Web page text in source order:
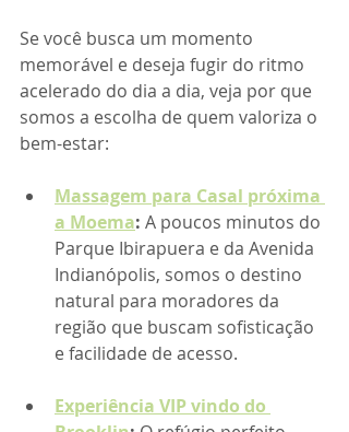
Se você busca um momento
memorável e deseja fugir do ritmo
acelerado do dia a dia, veja por que
somos a escolha de quem valoriza o
bem-estar:
Massagem para Casal próxima
a Moema: A poucos minutos do
Parque Ibirapuera e da Avenida
Indianópolis, somos o destino
natural para moradores da
região que buscam sofisticação
e facilidade de acesso.
Experiência VIP vindo do